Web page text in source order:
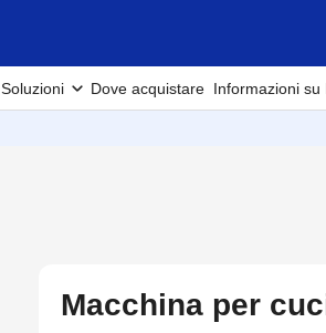
Soluzioni Dove acquistare Informazioni su
Macchina per